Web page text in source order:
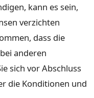
kann es sein,
verzichten
dass die
anderen
sich vor Abschluss
die Konditionen und